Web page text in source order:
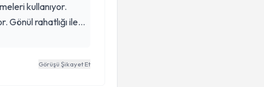
kullanıyor.
Gönül rahatlığı ile
yaptıracağım.
Görüşü Şikayet Et